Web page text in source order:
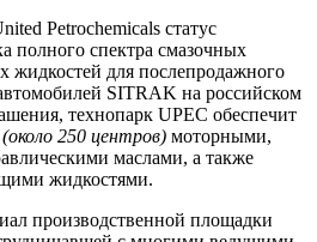
Petrochemicals статус
полного спектра смазочных
жидкостей для послепродажного
SITRAK на российском
технопарк UPEC обеспечит
(около 250 центров) моторными,
маслами, а также
жидкостями.
производственной площадки